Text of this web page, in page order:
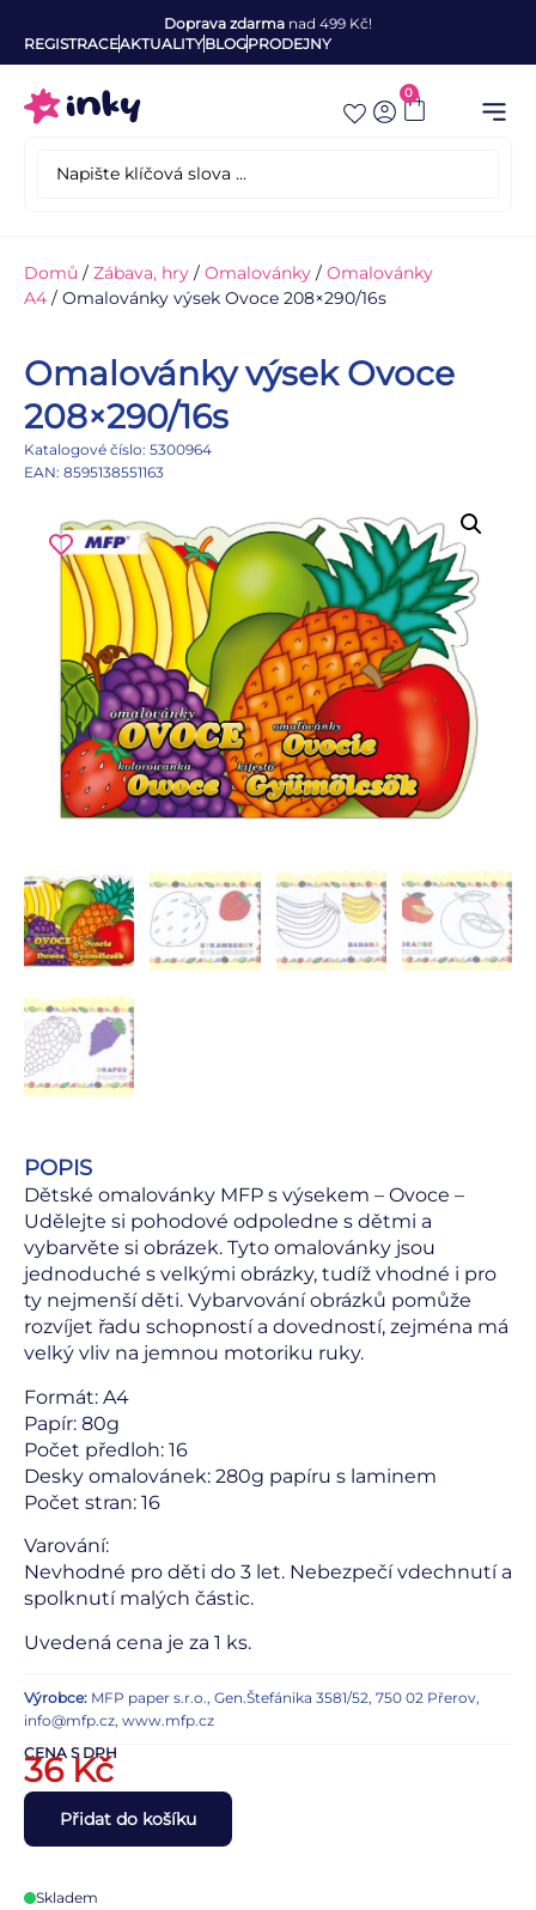
Doprava zdarma nad 499 Kč!
REGISTRACEAKTUALITYBLOGPRODEJNY
0
Domů / Zábava, hry / Omalovánky / Omalovánky
A4 / Omalovánky výsek Ovoce 208×290/16s
Omalovánky výsek Ovoce
208×290/16s
Katalogové číslo: 5300964
EAN: 8595138551163
POPIS
Dětské omalovánky MFP s výsekem – Ovoce –
Udělejte si pohodové odpoledne s dětmi a
vybarvěte si obrázek. Tyto omalovánky jsou
jednoduché s velkými obrázky, tudíž vhodné i pro
ty nejmenší děti. Vybarvování obrázků pomůže
rozvíjet řadu schopností a dovedností, zejména má
velký vliv na jemnou motoriku ruky.
Formát: A4
Papír: 80g
Počet předloh: 16
Desky omalovánek: 280g papíru s laminem
Počet stran: 16
Varování:
Nevhodné pro děti do 3 let. Nebezpečí vdechnutí a
spolknutí malých částic.
Uvedená cena je za 1 ks.
Výrobce: MFP paper s.r.o., Gen.Štefánika 3581/52, 750 02 Přerov,
info@mfp.cz, www.mfp.cz
CENA S DPH
36Kč
Přidat do košíku
Skladem